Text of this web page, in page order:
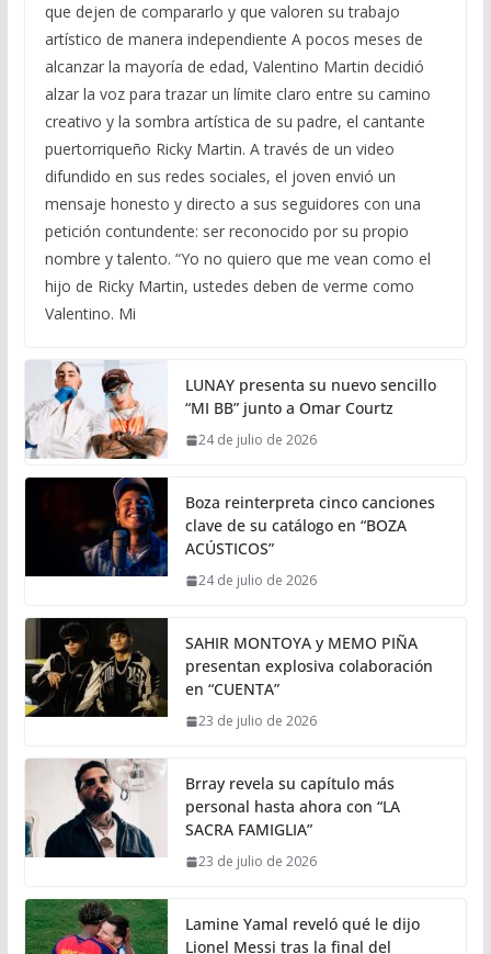
que dejen de compararlo y que valoren su trabajo
artístico de manera independiente A pocos meses de
alcanzar la mayoría de edad, Valentino Martin decidió
alzar la voz para trazar un límite claro entre su camino
creativo y la sombra artística de su padre, el cantante
puertorriqueño Ricky Martin. A través de un video
difundido en sus redes sociales, el joven envió un
mensaje honesto y directo a sus seguidores con una
petición contundente: ser reconocido por su propio
nombre y talento. “Yo no quiero que me vean como el
hijo de Ricky Martin, ustedes deben de verme como
Valentino. Mi
LUNAY presenta su nuevo sencillo
“MI BB” junto a Omar Courtz
24 de julio de 2026
Boza reinterpreta cinco canciones
clave de su catálogo en “BOZA
ACÚSTICOS”
24 de julio de 2026
SAHIR MONTOYA y MEMO PIÑA
presentan explosiva colaboración
en “CUENTA”
23 de julio de 2026
Brray revela su capítulo más
personal hasta ahora con “LA
SACRA FAMIGLIA”
23 de julio de 2026
Lamine Yamal reveló qué le dijo
Lionel Messi tras la final del